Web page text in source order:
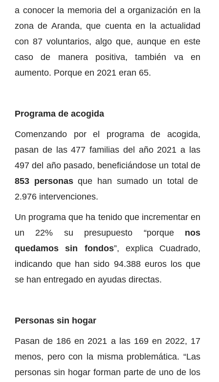
a conocer la memoria del a organización en la
zona de Aranda, que cuenta en la actualidad
con 87 voluntarios, algo que, aunque en este
caso de manera positiva, también va en
aumento. Porque en 2021 eran 65.
Programa de acogida
Comenzando por el programa de acogida,
pasan de las 477 familias del año 2021 a las
497 del año pasado, beneficiándose un total de
853 personasque han sumado un total de
2.976 intervenciones.
Un programa que ha tenido que incrementar en
un 22% su presupuesto “porque nos
quedamos sin fondos”, explica Cuadrado,
indicando que han sido 94.388 euros los que
se han entregado en ayudas directas.
Personas sin hogar
Pasan de 186 en 2021 a las 169 en 2022, 17
menos, pero con la misma problemática. “Las
personas sin hogar forman parte de uno de los